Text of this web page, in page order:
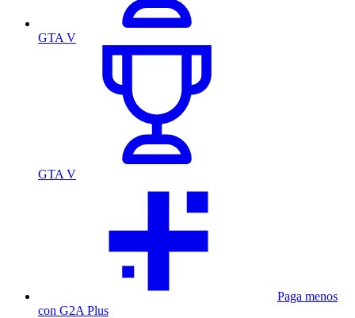
GTA V
GTA V
Paga menos
con G2A Plus